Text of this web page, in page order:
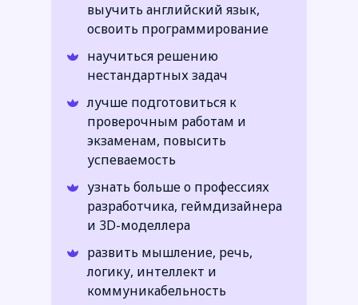
выучить английский язык,
освоить программирование
научиться решению
нестандартных задач
лучше подготовиться к
проверочным работам и
экзаменам, повысить
успеваемость
узнать больше о профессиях
разработчика, геймдизайнера
и 3D-моделлера
развить мышление, речь,
логику, интеллект и
коммуникабельность